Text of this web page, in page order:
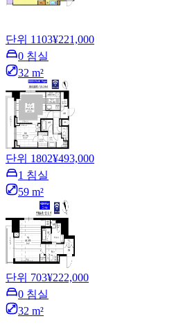
단위 1103¥221,000
0 침실
32 m²
단위 1802¥493,000
1 침실
59 m²
단위 703¥222,000
0 침실
32 m²